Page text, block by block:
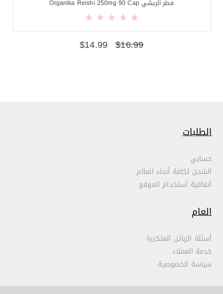
فطر الريشي Organika Reishi 250mg 90 Cap
$16.99
$14.99
الطلبات
حسابي
الشحن لكافة أنحاء العالم
أتفاقية أستخدام الموقع
العام
أسئلة الزبائن المتكررة
خدمة العملاء
سياسة الخصوصية